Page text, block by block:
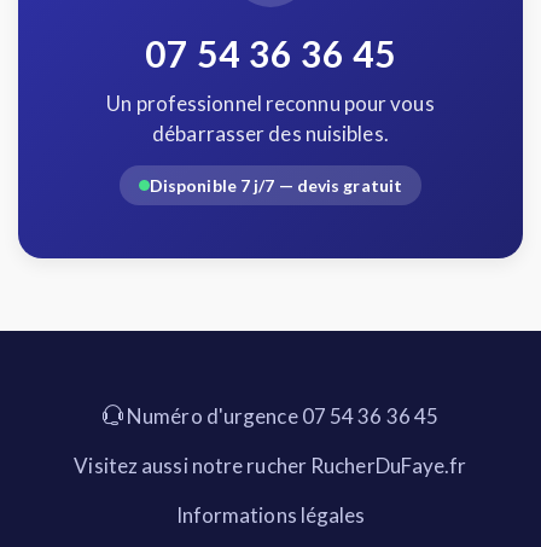
07 54 36 36 45
Un professionnel reconnu pour vous
débarrasser des nuisibles.
Disponible 7 j/7 — devis gratuit
Numéro d'urgence 07 54 36 36 45
Visitez aussi notre rucher RucherDuFaye.fr
Informations légales